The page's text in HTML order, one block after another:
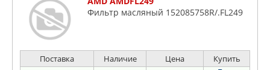
Фильтр масляный 152085758R/.FL249
Поставка Наличие Цена Купить